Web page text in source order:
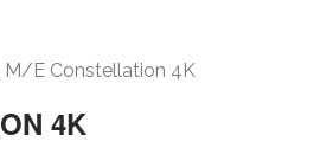
E Constellation 4K
4K